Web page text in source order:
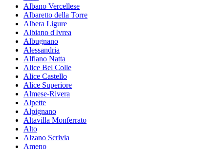
Albano Vercellese
Albaretto della Torre
Albera Ligure
Albiano d'Ivrea
Albugnano
Alessandria
Alfiano Natta
Alice Bel Colle
Alice Castello
Alice Superiore
Almese-Rivera
Alpette
Alpignano
Altavilla Monferrato
Alto
Alzano Scrivia
Ameno